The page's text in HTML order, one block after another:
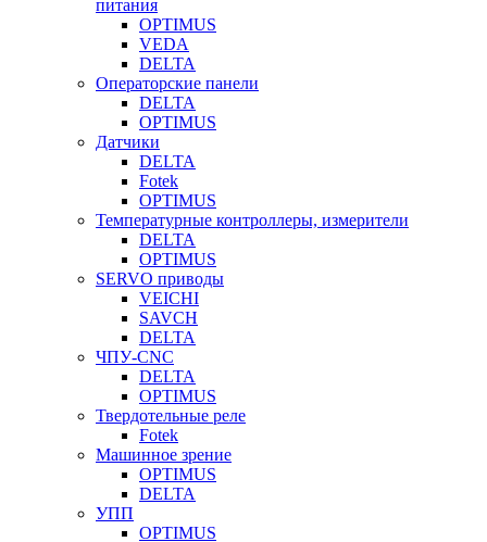
питания
OPTIMUS
VEDA
DELTA
Операторские панели
DELTA
OPTIMUS
Датчики
DELTA
Fotek
OPTIMUS
Температурные контроллеры, измерители
DELTA
OPTIMUS
SERVO приводы
VEICHI
SAVCH
DELTA
ЧПУ-CNC
DELTA
OPTIMUS
Твердотельные реле
Fotek
Машинное зрение
OPTIMUS
DELTA
УПП
OPTIMUS